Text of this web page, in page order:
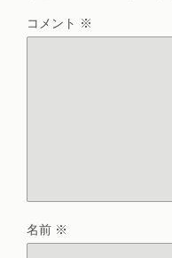
コメント ※
名前 ※